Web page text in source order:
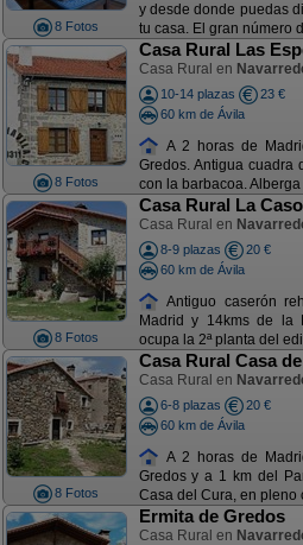
8 Fotos
y desde donde puedas
tu casa. El gran número
8 Fotos
Casa Rural Las
Casa Rural en
10-14 plazas
23 €
60 km de Ávila
A 2 horas de
Gredos. Antigua cuadra
con la barbacoa.
8 Fotos
Casa Rural La
Casa Rural en
8-9 plazas
20 €
60 km de Ávila
Antiguo caserón
Madrid y 14kms de la
ocupa la 2ª planta del
8 Fotos
Casa Rural Casa
Casa Rural en
6-8 plazas
20 €
60 km de Ávila
A 2 horas de
Gredos y a 1 km del
Casa del Cura, en pleno
Ermita de Gredos
Casa Rural en